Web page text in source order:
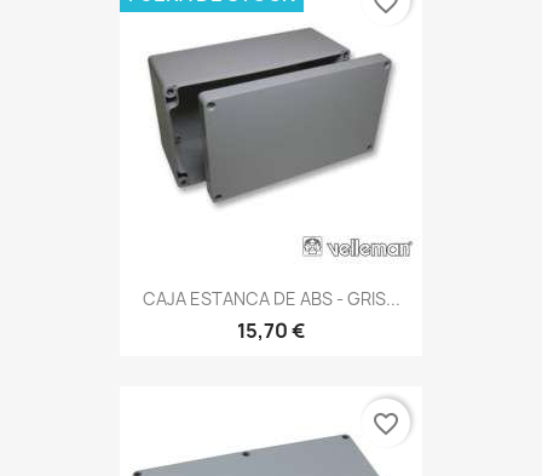
CAJA ESTANCA DE ABS - GRIS...
15,70 €
favorite_border